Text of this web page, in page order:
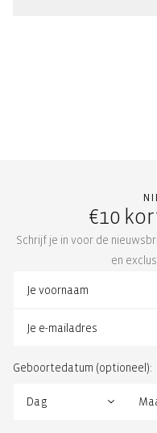
€10
Schrijf je in voor de
en
Geboortedatum (optioneel):